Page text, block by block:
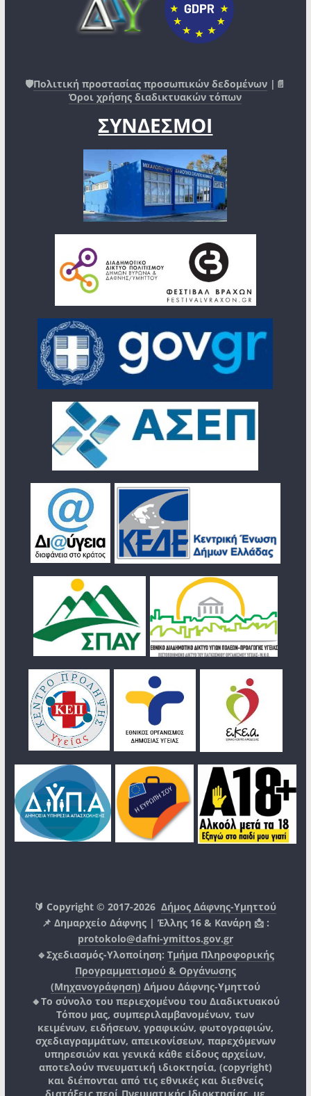
🛡️Πολιτική προστασίας προσωπικών δεδομένων |📄
Όροι χρήσης διαδικτυακών τόπων
ΣΥΝΔΕΣΜΟΙ
🔰 Copyright © 2017-2026Δήμος Δάφνης-Υμηττού
📌 Δημαρχείο Δάφνης | Έλλης 16 & Κανάρη 📩 :
protokolo@dafni-ymittos.gov.gr
🔹Σχεδιασμός-Υλοποίηση: Τμήμα Πληροφορικής
Προγραμματισμού & Οργάνωσης
(Μηχανογράφηση) Δήμου Δάφνης-Υμηττού
🔸Το σύνολο του περιεχομένου του Διαδικτυακού
Τόπου μας, συμπεριλαμβανομένων, των
κειμένων, ειδήσεων, γραφικών, φωτογραφιών,
σχεδιαγραμμάτων, απεικονίσεων, παρεχόμενων
υπηρεσιών και γενικά κάθε είδους αρχείων,
αποτελούν πνευματική ιδιοκτησία, (copyright)
και διέπονται από τις εθνικές και διεθνείς